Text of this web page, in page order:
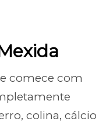
comece com
colina, cálcio